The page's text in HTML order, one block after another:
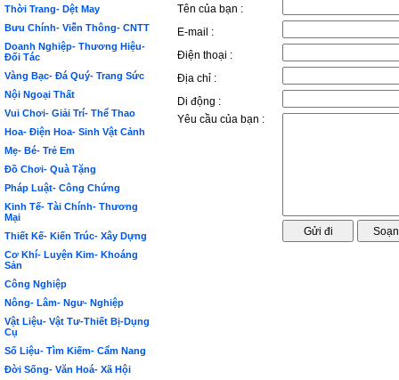
Thời Trang- Dệt May
Bưu Chính- Viễn Thông- CNTT
Doanh Nghiệp- Thương Hiệu-
Đối Tác
Vàng Bạc- Đá Quý- Trang Sức
Nội Ngoại Thất
Vui Chơi- Giải Trí- Thể Thao
Hoa- Điện Hoa- Sinh Vật Cảnh
Mẹ- Bé- Trẻ Em
Đồ Chơi- Quà Tặng
Pháp Luật- Công Chứng
Kinh Tế- Tài Chính- Thương
Mại
Thiết Kế- Kiến Trúc- Xây Dựng
Cơ Khí- Luyện Kim- Khoáng
Sản
Công Nghiệp
Nông- Lâm- Ngư- Nghiệp
Vật Liệu- Vật Tư-Thiết Bị-Dụng
Cụ
Số Liệu- Tìm Kiếm- Cẩm Nang
Đời Sống- Văn Hoá- Xã Hội
Tên của bạn :
E-mail :
Điện thoại :
Địa chỉ :
Di động :
Yêu cầu của bạn :